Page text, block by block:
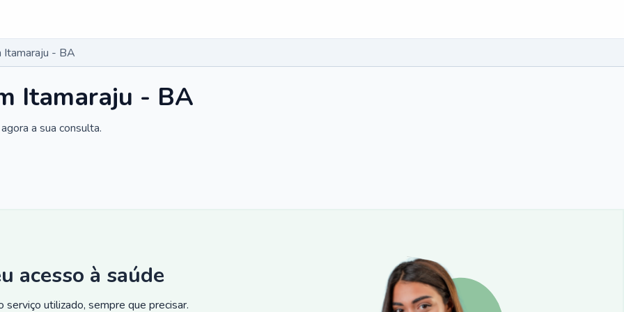
Itamaraju - BA
Itamaraju - BA
a sua consulta.
acesso à saúde
utilizado, sempre que precisar.